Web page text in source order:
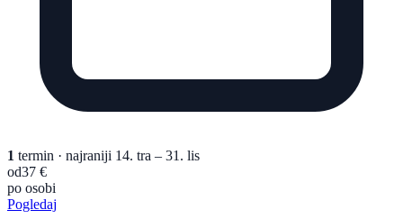
1 termin · najraniji 14. tra – 31. lis
od37 €
po osobi
Pogledaj